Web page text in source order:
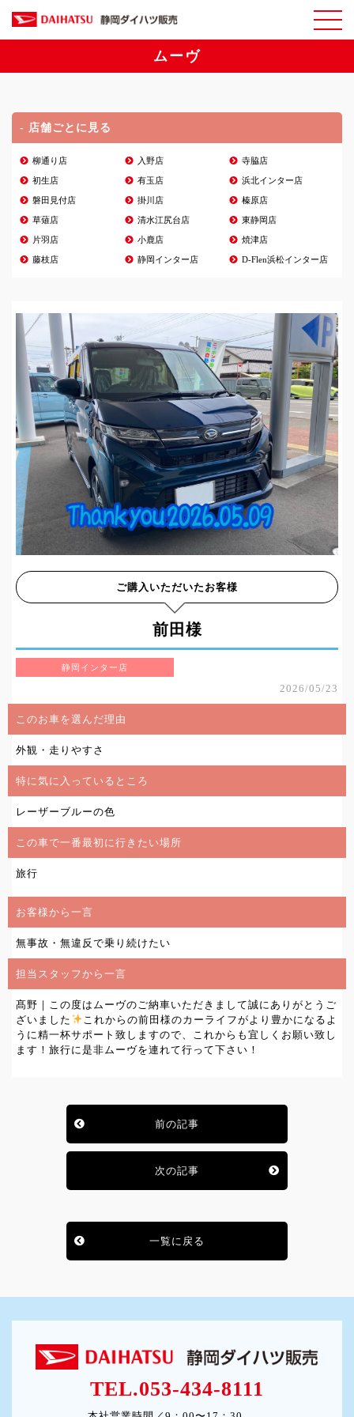
ムーヴ
- 店舗ごとに見る
柳通り店 入野店 寺脇店
初生店 有玉店 浜北インター店
磐田見付店 掛川店 榛原店
草薙店 清水江尻台店 東静岡店
片羽店 小鹿店 焼津店
藤枝店 静岡インター店 D-Flen浜松インター店
ご購入いただいたお客様
前田様
静岡インター店
2026/05/23
このお車を選んだ理由
外観・走りやすさ
特に気に入っているところ
レーザーブルーの色
この車で一番最初に行きたい場所
旅行
お客様から一言
無事故・無違反で乗り続けたい
担当スタッフから一言
髙野｜この度はムーヴのご納車いただきまして誠にありがとうご
ざいました
これからの前田様のカーライフがより豊かになるよ
うに精一杯サポート致しますので、これからも宜しくお願い致し
ます！旅行に是非ムーヴを連れて行って下さい！
前の記事
次の記事
一覧に戻る
TEL.053-434-8111